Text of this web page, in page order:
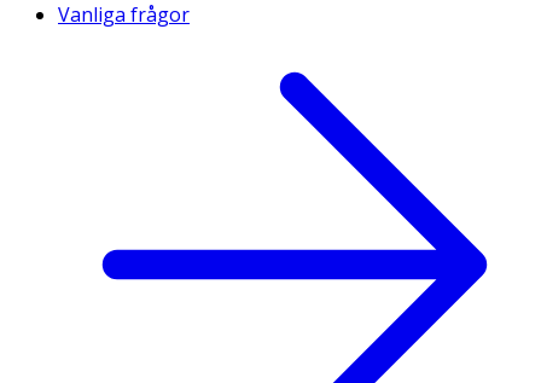
Vanliga frågor